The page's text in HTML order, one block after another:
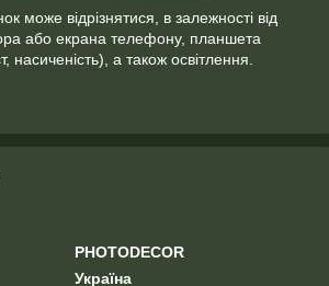
може відрізнятися, в залежності від
або екрана телефону, планшета
насиченість), а також освітлення.
PHOTODECOR
Україна